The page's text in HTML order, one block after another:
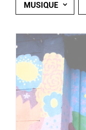
MUSIQUE